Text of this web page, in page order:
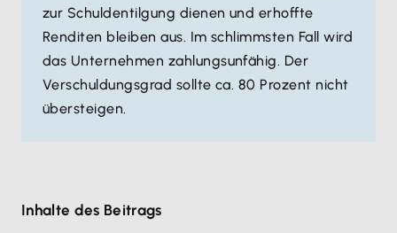
zur Schuldentilgung dienen und erhoffte
Renditen bleiben aus. Im schlimmsten Fall wird
das Unternehmen zahlungsunfähig. Der
Verschuldungsgrad sollte ca. 80 Prozent nicht
übersteigen.
Inhalte des Beitrags